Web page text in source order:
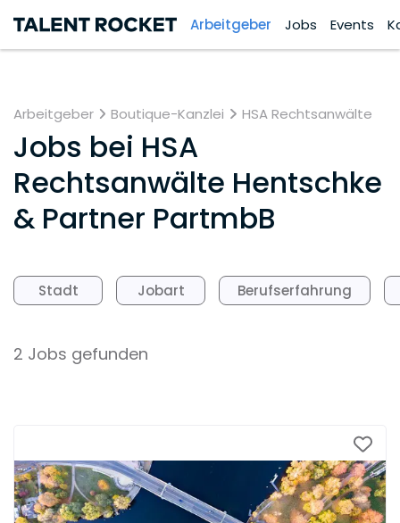
Arbeitgeber Jobs Events
Arbeitgeber Boutique-Kanzlei HSA Rechtsanwälte
Jobs bei HSA
Rechtsanwälte Hentschke
& Partner PartmbB
Stadt Jobart Berufserfahrung
2 Jobs gefunden